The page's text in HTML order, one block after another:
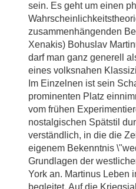
sein. Es geht um einen
zusammenhängenden
Xenakis) Bohuslav
darf man ganz generell
eines volksnahen
Im Einzelnen ist sein
prominenten Platz
vom frühen
nostalgischen Spätstil
verständlich, in die die
eigenem Bekenntnis
Grundlagen der
York an. Martinus Leben
begleitet. Auf die